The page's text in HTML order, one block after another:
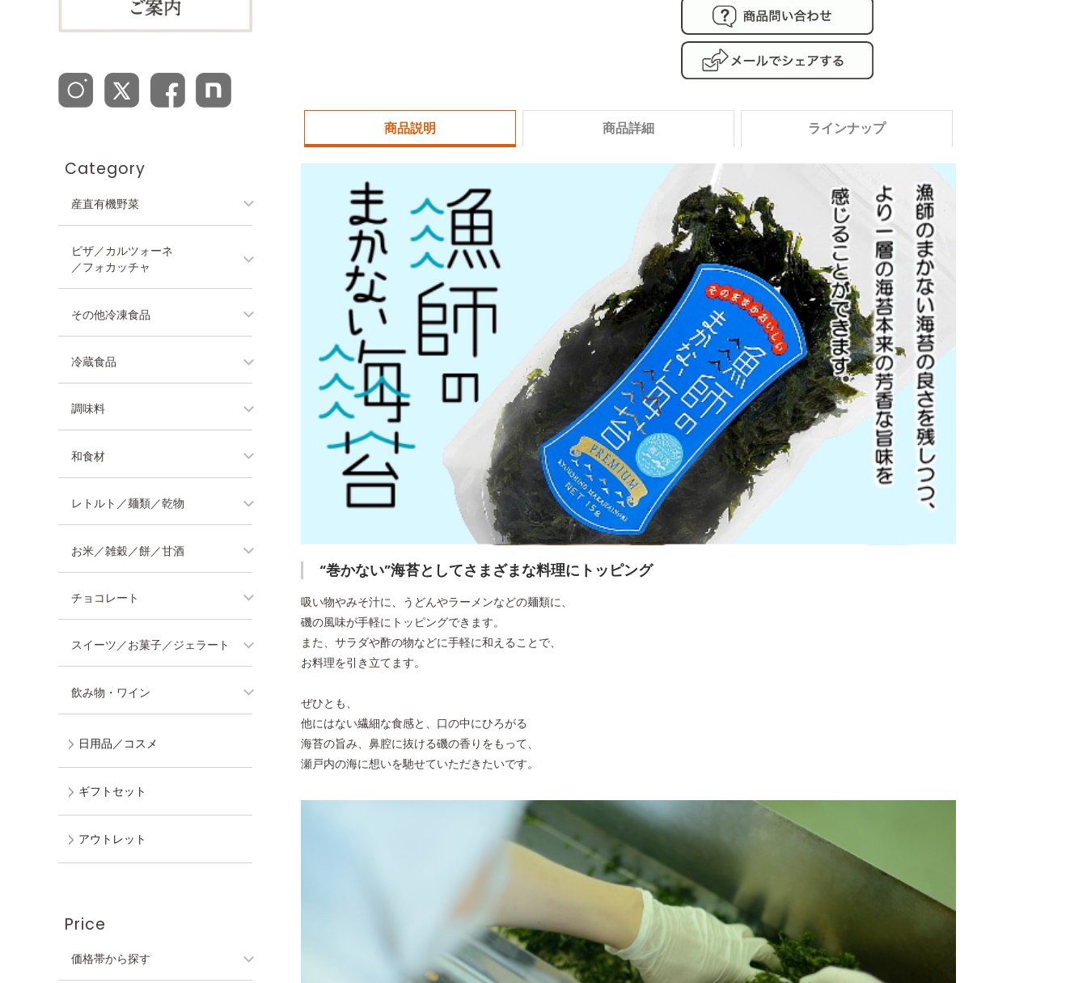
商品説明
“巻かない”海苔としてさまざまな料理にトッピング
吸い物やみそ汁に、うどんやラーメンなどの麺類に、
磯の風味が手軽にトッピングできます。
また、サラダや酢の物などに手軽に和えることで、
お料理を引き立てます。
ぜひとも、
他にはない繊細な食感と、口の中にひろがる
海苔の旨み、鼻腔に抜ける磯の香りをもって、
瀬戸内の海に想いを馳せていただきたいです。
商品詳細
nori002
焼きばらのり
製造元 前田屋
原産国 日本 広島県
原材料
乾のり（瀬戸内海産）
※原材料の海苔は「えび・かに」の生息する海域で採取しています
商品サイズ 245 × 150 × 65 mm
賞味期限
発送後60日保証 ※セール時は除く
※発送日を含めた最短日数です。
※実際はこれより長い場合もございます
保存方法 低温・乾燥した場所で保存してください。
栄養成分表示
ラインナップ
まかない海苔
まかない海苔 プレミア
ム
まかない海苔
4個セット
Category
産直有機野菜
ピザ／カルツォーネ
／フォカッチャ
その他冷凍食品
冷蔵食品
調味料
和食材
レトルト／麺類／乾物
お米／雑穀／餅／甘酒
チョコレート
スイーツ／お菓子／ジェラート
飲み物・ワイン
日用品／コスメ
ギフトセット
アウトレット
Price
価格帯から探す